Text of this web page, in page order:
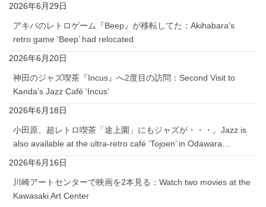
2026年6月29日
アキバのレトロゲーム『Beep』が移転してた：Akihabara’s
retro game ‘Beep’ had relocated
2026年6月20日
神田のジャズ喫茶『Incus』へ2度目の訪問：Second Visit to
Kanda’s Jazz Café ‘Incus’
2026年6月18日
小田原、超レトロ喫茶「途上園」にもジャズが・・・。Jazz is
also available at the ultra-retro café ‘Tojoen’ in Odawara…
2026年6月16日
川崎アートセンターで映画を2本見る：Watch two movies at the
Kawasaki Art Center